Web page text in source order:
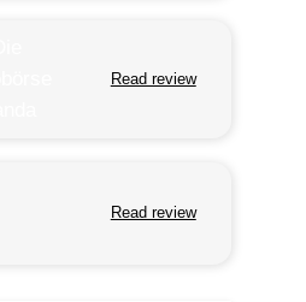
Read review
Read review